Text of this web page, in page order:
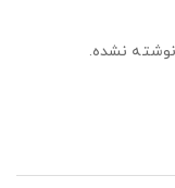
نشده.